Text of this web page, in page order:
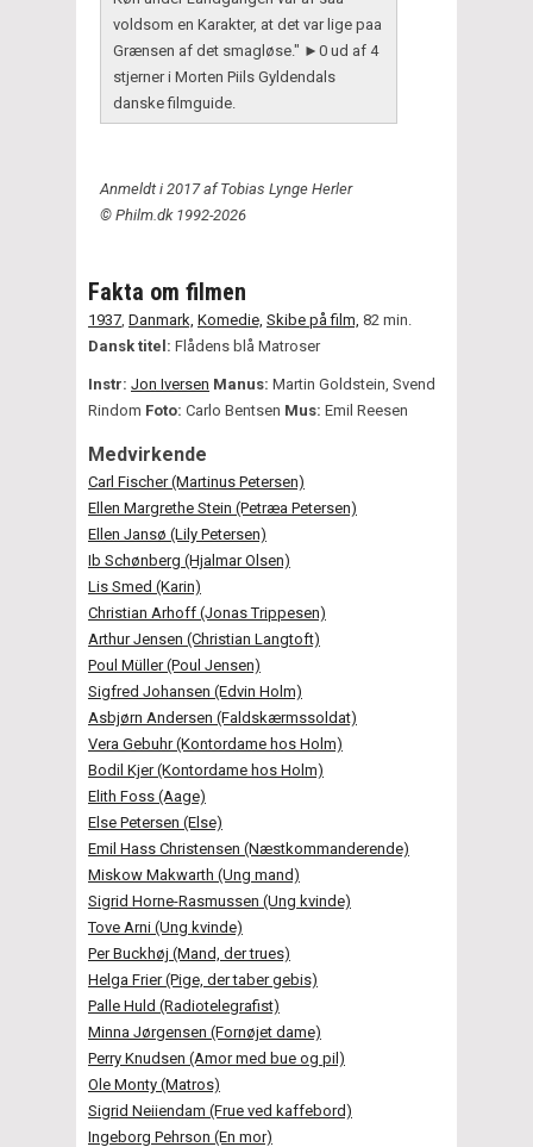
voldsom en Karakter, at det var lige paa
Grænsen af det smagløse." ►0 ud af 4
stjerner i Morten Piils Gyldendals
danske filmguide.
Anmeldt i 2017 af Tobias Lynge Herler
© Philm.dk 1992-2026
Fakta om filmen
1937 Danmark, Komedie, Skibe på film, 82 min.
Dansk titel: Flådens blå Matroser
Instr: Jon Iversen Manus: Martin Goldstein, Svend
Rindom Foto: Carlo Bentsen Mus: Emil Reesen
Medvirkende
Carl Fischer (Martinus Petersen)
Ellen Margrethe Stein (Petræa Petersen)
Ellen Jansø (Lily Petersen)
Ib Schønberg (Hjalmar Olsen)
Lis Smed (Karin)
Christian Arhoff (Jonas Trippesen)
Arthur Jensen (Christian Langtoft)
Poul Müller (Poul Jensen)
Sigfred Johansen (Edvin Holm)
Asbjørn Andersen (Faldskærmssoldat)
Vera Gebuhr (Kontordame hos Holm)
Bodil Kjer (Kontordame hos Holm)
Elith Foss (Aage)
Else Petersen (Else)
Emil Hass Christensen (Næstkommanderende)
Miskow Makwarth (Ung mand)
Sigrid Horne-Rasmussen (Ung kvinde)
Tove Arni (Ung kvinde)
Per Buckhøj (Mand, der trues)
Helga Frier (Pige, der taber gebis)
Palle Huld (Radiotelegrafist)
Minna Jørgensen (Fornøjet dame)
Perry Knudsen (Amor med bue og pil)
Ole Monty (Matros)
Sigrid Neiiendam (Frue ved kaffebord)
Ingeborg Pehrson (En mor)